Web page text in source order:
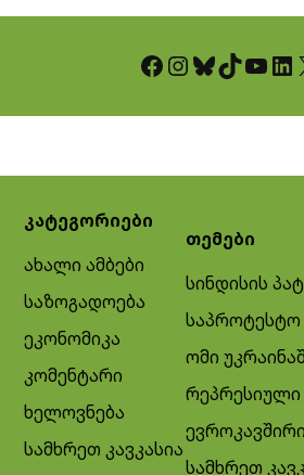
Facebook InstagramBluesky TikTok YouTube LinkedIn
კატეგორიები
ახალი ამბები
საზოგადოება
ეკონომიკა
კომენტარი
ხელოვნება
სამხრეთ კავკასია
თემები
სინდისის
საპროტესტო
ომი
რეპრესიული
სამხრეთ